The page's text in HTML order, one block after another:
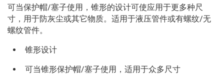
可当保护帽/塞子使用，锥形的设计可使应用于更多种尺
寸，用于防灰尘或其它物质。适用于液压管件或有螺纹/无
螺纹管件。
锥形设计
可当锥形保护帽/塞子使用，适用于众多尺寸